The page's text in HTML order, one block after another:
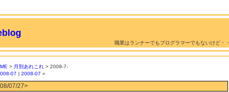
職業はランナーでもプログラマーでもないけど・・
> 月別あれこれ > 2008-7-
07 | 2008-07 »
07/27>